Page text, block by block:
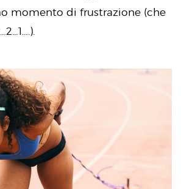
momento di frustrazione (che